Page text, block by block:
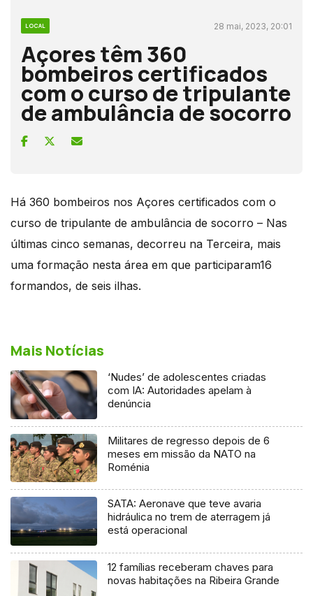
LOCAL 28 mai, 2023, 20:01
Açores têm 360
bombeiros certificados
com o curso de tripulante
de ambulância de socorro
Há 360 bombeiros nos Açores certificados com o
curso de tripulante de ambulância de socorro – Nas
últimas cinco semanas, decorreu na Terceira, mais
uma formação nesta área em que participaram16
formandos, de seis ilhas.
Mais Notícias
‘Nudes’ de adolescentes criadas
com IA: Autoridades apelam à
denúncia
Militares de regresso depois de 6
meses em missão da NATO na
Roménia
SATA: Aeronave que teve avaria
hidráulica no trem de aterragem já
está operacional
12 famílias receberam chaves para
novas habitações na Ribeira Grande